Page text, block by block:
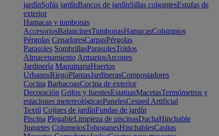
jardínSofás jardínBancos de jardínSillas colgantesEstufas de
exterior
Hamacas y tumbonas
AccesoriosBalancinesTumbonasHamacasColumpios
Pérgolas CenadoresCarpasPérgolas
Parasoles SombrillasParasolesToldos
Almacenamiento ArmariosArcones
Jardinería MaquinariaHuertos
UrbanosRiegoPlantasJardinerasCompostadores
Cocina BarbacoasCocina de exterior
Decoración Grifos y fuentesEstatuasMacetasTermómetros y
estaciones metereológicasPanelesCesped Artificial
Textil Cojines de jardínFundas de jardín
Piscina PlegableLimpieza de piscinasDuchaHinchable
Juguetes ColumpiosToboganesHinchablesCasitas